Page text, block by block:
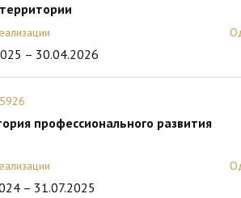
– 30.04.2026
профессионального развития
– 31.07.2025